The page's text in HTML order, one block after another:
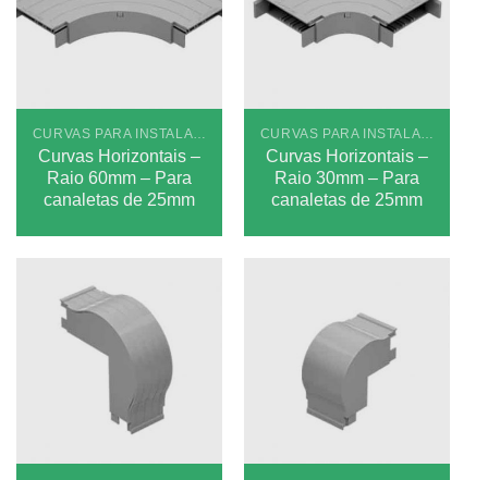
CURVAS PARA INSTALAÇÕES APARENTES PLUS
Curvas Horizontais –
Raio 60mm – Para
canaletas de 25mm
CURVAS PARA INSTALAÇÕES APARENTES PLUS
Curvas Horizontais –
Raio 30mm – Para
canaletas de 25mm